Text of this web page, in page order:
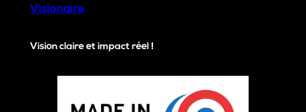
Visionaire
Vision claire et impact réel !